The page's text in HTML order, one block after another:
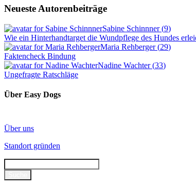
Neueste Autorenbeiträge
Sabine Schinnner(9)
Wie ein Hinterhandtarget die Wundpflege des Hundes
Maria Rehberger(29)
Faktencheck Bindung
Nadine Wachter(33)
Ungefragte Ratschläge
Über Easy Dogs
Über uns
Standort gründen